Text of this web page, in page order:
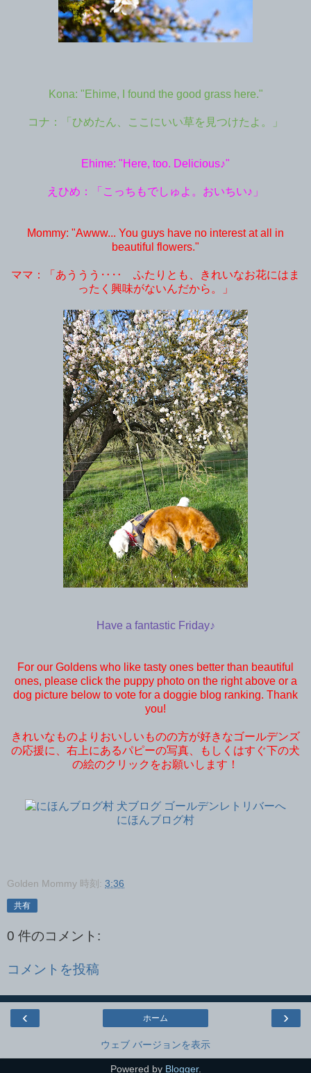
Kona: "Ehime, I found the good grass here."
コナ：「ひめたん、ここにいい草を見つけたよ。」
Ehime: "Here, too. Delicious♪"
えひめ：「こっちもでしゅよ。おいちい♪」
Mommy: "Awww... You guys have no interest at all in
beautiful flowers."
ママ：「あううう‥‥ ふたりとも、きれいなお花にはま
ったく興味がないんだから。」
Have a fantastic Friday♪
For our Goldens who like tasty ones better than beautiful
ones, please click the puppy photo on the right above or a
dog picture below to vote for a doggie blog ranking. Thank
you!
きれいなものよりおいしいものの方が好きなゴールデンズ
の応援に、右上にあるパピーの写真、もしくはすぐ下の犬
の絵のクリックをお願いします！
にほんブログ村
Golden Mommy 時刻: 3:36
共有
0 件のコメント:
コメントを投稿
‹ ›
ホーム
ウェブ バージョンを表示
Powered by Blogger.